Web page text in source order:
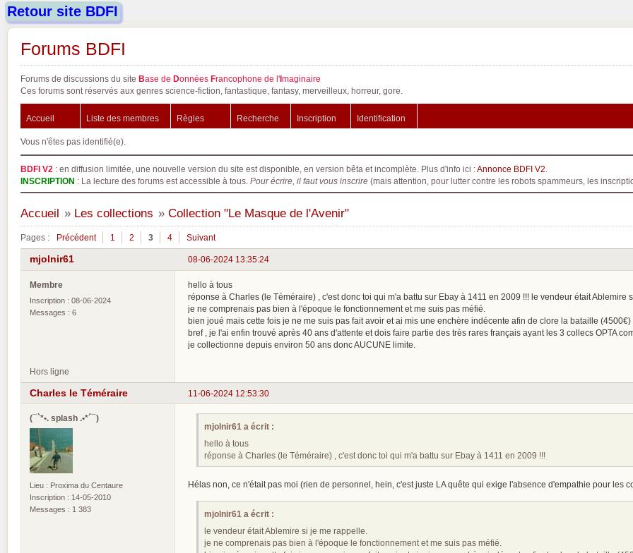
Retour site BDFI
Forums BDFI
Forums de discussions du site Base de Données Francophone de l'Imaginaire
Ces forums sont réservés aux genres science-fiction, fantastique, fantasy, merveilleux, horreur, gore.
Accueil Liste des membres Règles Recherche Inscription Identification
Vous n'êtes pas identifié(e).
BDFI V2 : en diffusion limitée, une nouvelle version du site est disponible, en version bêta et incomplète. Plus d'info ici :Annonce BDFI V2
INSCRIPTION : La lecture des forums est accessible à tous. Pour écrire, il faut vous inscrire (mais attention, pour lutter contre les robots spammeurs, les
Accueil » Les collections » Collection "Le Masque de l'Avenir"
Pages : Précédent 1 2 3 4 Suivant
08-06-2024 13:35:24
mjolnir61
Membre
Inscription : 08-06-2024
Messages : 6
hello à tous
réponse à Charles (le Téméraire) , c'est donc toi qui m'a battu sur Ebay à 1411 en 2009 !!! le vendeur était Ablemire
je ne comprenais pas bien à l'époque le fonctionnement et me suis pas méfié.
bien joué mais cette fois je ne me suis pas fait avoir et ai mis une enchère indécente afin de clore la bataille (4500€) .
bref , je l'ai enfin trouvé après 40 ans d'attente et dois faire partie des très rares français ayant les 3 collecs OPTA
je collectionne depuis environ 50 ans donc AUCUNE limite.
Hors ligne
11-06-2024 12:53:30
Charles le Téméraire
(¯`*•. splash .•*´¯)
Lieu : Proxima du Centaure
Inscription : 14-05-2010
Messages : 1 383
mjolnir61 a écrit :
hello à tous
réponse à Charles (le Téméraire) , c'est donc toi qui m'a battu sur Ebay à 1411 en 2009 !!!
Hélas non, ce n'était pas moi (rien de personnel, hein, c'est juste LA quête qui exige l'absence d'empathie pour les
mjolnir61 a écrit :
le vendeur était Ablemire si je me rappelle.
je ne comprenais pas bien à l'époque le fonctionnement et me suis pas méfié.